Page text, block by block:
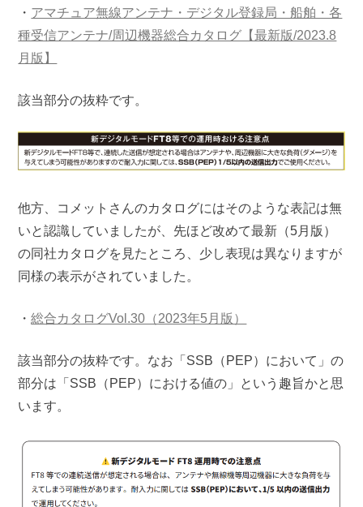
・ アマチュア無線アンテナ・デジタル登録局・船舶・各
種受信アンテナ/周辺機器総合カタログ【最新版/2023.8
月版】
該当部分の抜粋です。
他方、コメットさんのカタログにはそのような表記は無
いと認識していましたが、先ほど改めて最新（5月版）
の同社カタログを見たところ、少し表現は異なりますが
同様の表示がされていました。
・総合カタログVol.30（2023年5月版）
該当部分の抜粋です。なお「SSB（PEP）において」の
部分は「SSB（PEP）における値の」という趣旨かと思
います。